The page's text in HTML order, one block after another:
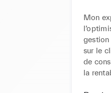
Mon
gestion
sur le
de
la